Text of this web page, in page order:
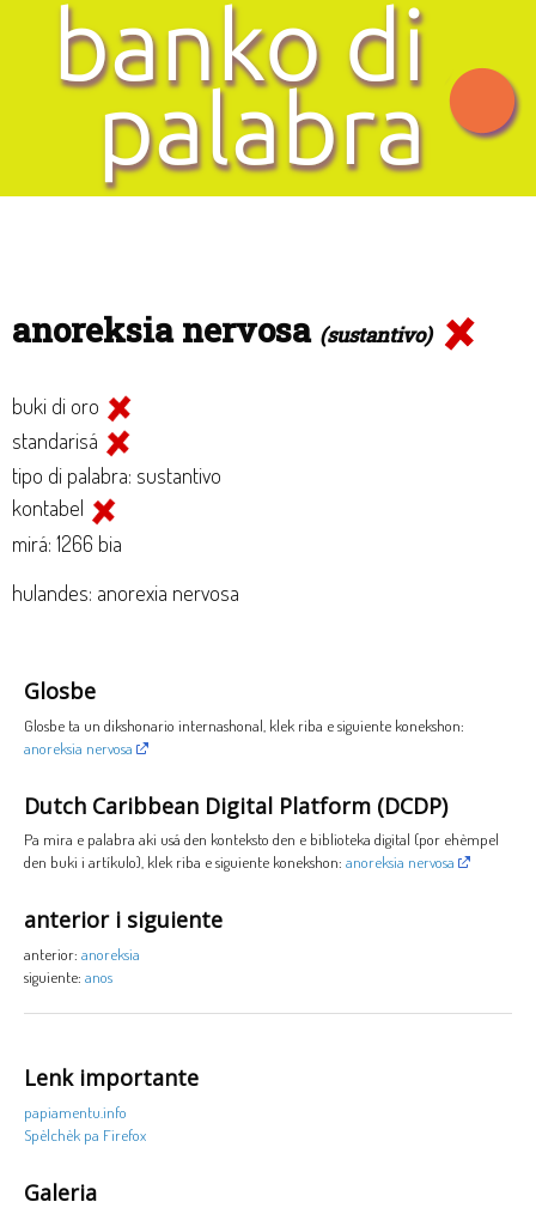
anoreksia nervosa (sustantivo)
buki di oro
standarisá
tipo di palabra: sustantivo
kontabel
mirá: 1266 bia
hulandes: anorexia nervosa
Glosbe
Glosbe ta un dikshonario internashonal, klek riba e siguiente konekshon:
anoreksia nervosa
Dutch Caribbean Digital Platform (DCDP)
Pa mira e palabra aki usá den konteksto den e biblioteka digital (por ehèmpel
den buki i artíkulo), klek riba e siguiente konekshon: anoreksia nervosa
anterior i siguiente
anterior: anoreksia
siguiente: anos
Lenk importante
papiamentu.info
Spèlchèk pa Firefox
Galeria